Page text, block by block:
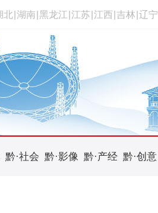
北 湖南 黑龙江 江苏 江西 吉林 辽宁
黔·社会 黔·影像 黔·产经 黔·创意